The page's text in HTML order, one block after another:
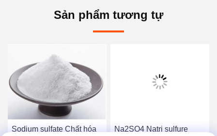
Sản phẩm tương tự
Sodium sulfate Chất hóa
Na2SO4 Natri sulfure